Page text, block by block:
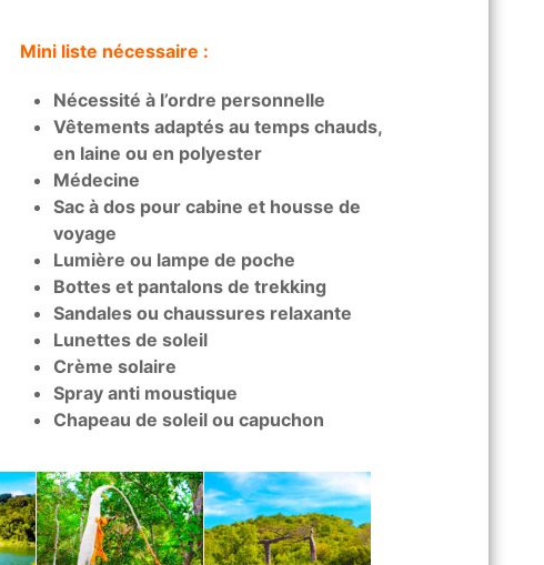
Mini liste nécessaire :
Nécessité à l’ordre personnelle
Vêtements adaptés au temps chauds,
en laine ou en polyester
Médecine
Sac à dos pour cabine et housse de
voyage
Lumière ou lampe de poche
Bottes et pantalons de trekking
Sandales ou chaussures relaxante
Lunettes de soleil
Crème solaire
Spray anti moustique
Chapeau de soleil ou capuchon